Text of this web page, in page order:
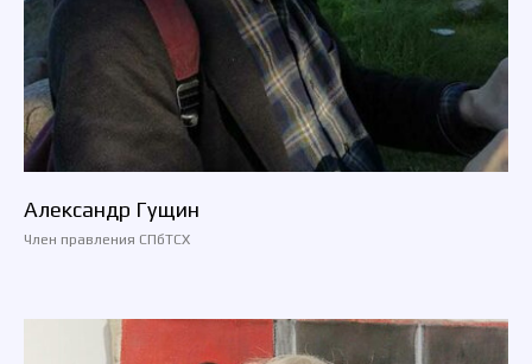
Александр Гущин
Член правления СПбТСХ